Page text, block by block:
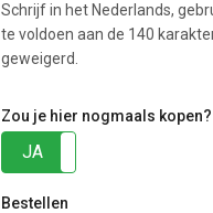
Schrijf in het Nederlands,
te voldoen aan de 140
geweigerd.
Zou je hier nogmaals kopen?
JA
Bestellen